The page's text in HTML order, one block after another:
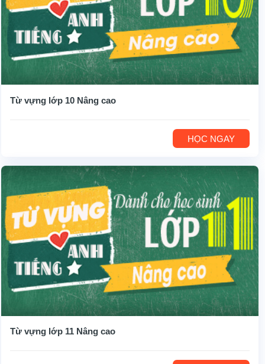
Từ vựng lớp 10 Nâng cao
HỌC NGAY
Từ vựng lớp 11 Nâng cao